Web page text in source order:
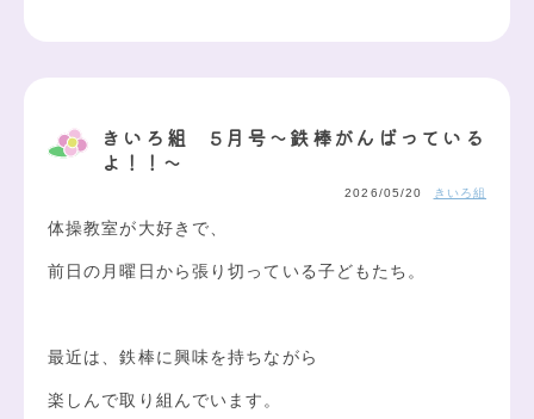
きいろ組 5月号～鉄棒がんばっている
よ！！～
2026/05/20 きいろ組
体操教室が大好きで、
前日の月曜日から張り切っている子どもたち。
最近は、鉄棒に興味を持ちながら
楽しんで取り組んでいます。